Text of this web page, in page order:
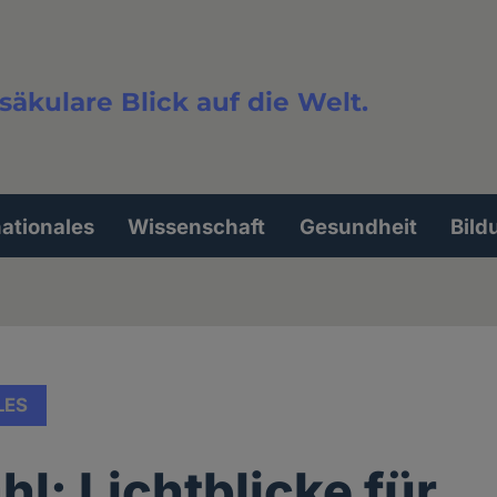
Blick auf die Welt.
Wissenschaft Gesundheit